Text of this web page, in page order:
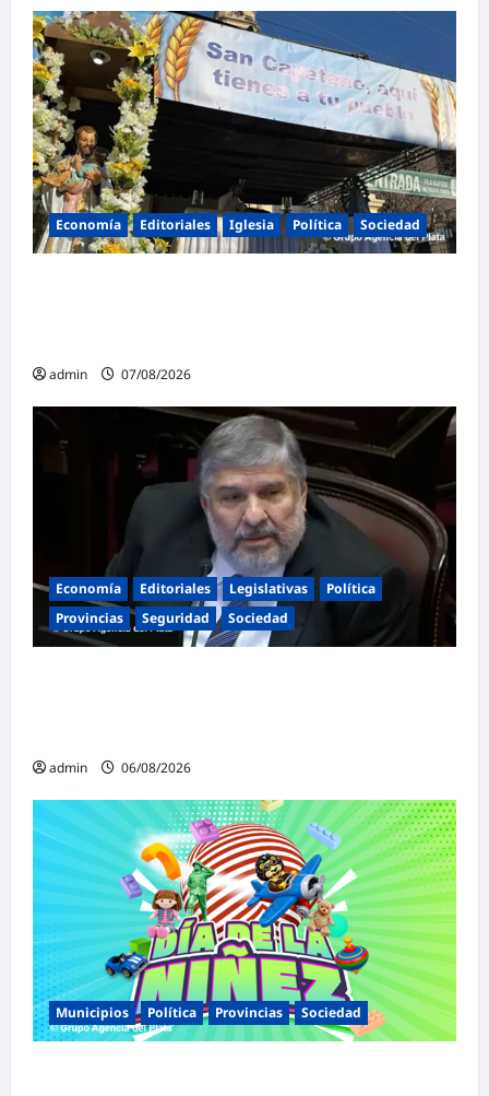
Economía Editoriales Iglesia Política Sociedad
admin 07/08/2026
Economía Editoriales Legislativas
Política
Provincias
Seguridad Sociedad
admin 06/08/2026
Municipios Política Provincias Sociedad